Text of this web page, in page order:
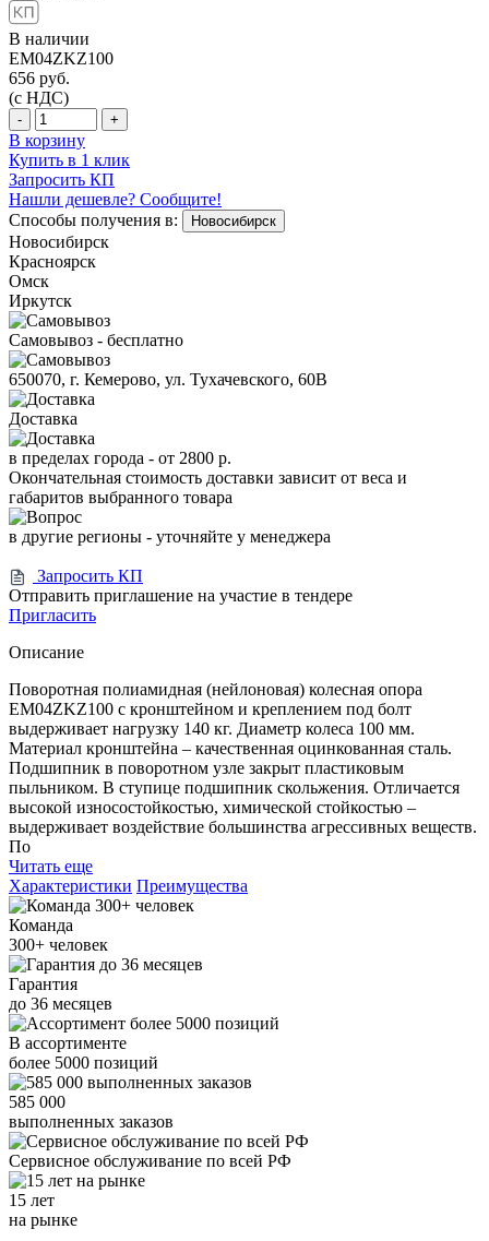
В наличии
EM04ZKZ100
656 руб.
(с НДС)
- +
В корзину
Купить в 1 клик
Запросить КП
Нашли дешевле? Сообщите!
Способы получения в:
Новосибирск
Новосибирск
Красноярск
Омск
Иркутск
Самовывоз - бесплатно
650070, г. Кемерово, ул. Тухачевского, 60В
Доставка
в пределах города - от 2800 р.
Окончательная стоимость доставки зависит от веса и
габаритов выбранного товара
в другие регионы - уточняйте у менеджера
Запросить КП
Отправить приглашение на участие в тендере
Пригласить
Описание
Поворотная полиамидная (нейлоновая) колесная опора
EM04ZKZ100 с кронштейном и креплением под болт
выдерживает нагрузку 140 кг. Диаметр колеса 100 мм.
Материал кронштейна – качественная оцинкованная сталь.
Подшипник в поворотном узле закрыт пластиковым
пыльником. В ступице подшипник скольжения. Отличается
высокой износостойкостью, химической стойкостью –
выдерживает воздействие большинства агрессивных веществ.
По
Читать еще
Характеристики Преимущества
Команда
300+ человек
Гарантия
до 36 месяцев
В ассортименте
более 5000 позиций
585 000
выполненных заказов
Сервисное обслуживание по всей РФ
15 лет
на рынке